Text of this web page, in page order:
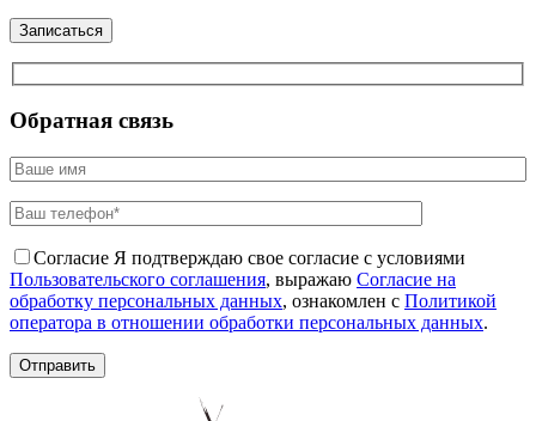
Обратная связь
Согласие Я подтверждаю свое согласие с условиями
Пользовательского соглашения, выражаю Согласие на
обработку персональных данных, ознакомлен с Политикой
оператора в отношении обработки персональных данных.